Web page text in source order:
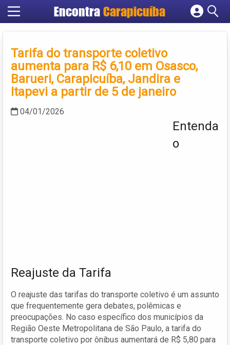
EncontraCarapicuíba
Cadastrar empresa
Criar conta
Tarifa do transporte coletivo
aumenta para R$ 6,10 em Osasco,
Barueri, Carapicuíba, Jandira e
Itapevi a partir de 5 de janeiro
04/01/2026
Entenda
o
Reajuste da Tarifa
O reajuste das tarifas do transporte coletivo é um assunto
que frequentemente gera debates, polêmicas e
preocupações. No caso específico dos municípios da
Região Oeste Metropolitana de São Paulo, a tarifa do
transporte coletivo por ônibus aumentará de R$ 5,80 para